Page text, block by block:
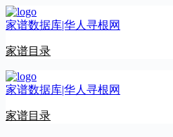
跳
至
容
家谱数据库|华人寻根网
家谱目录
家谱数据库|华人寻根网
家谱目录